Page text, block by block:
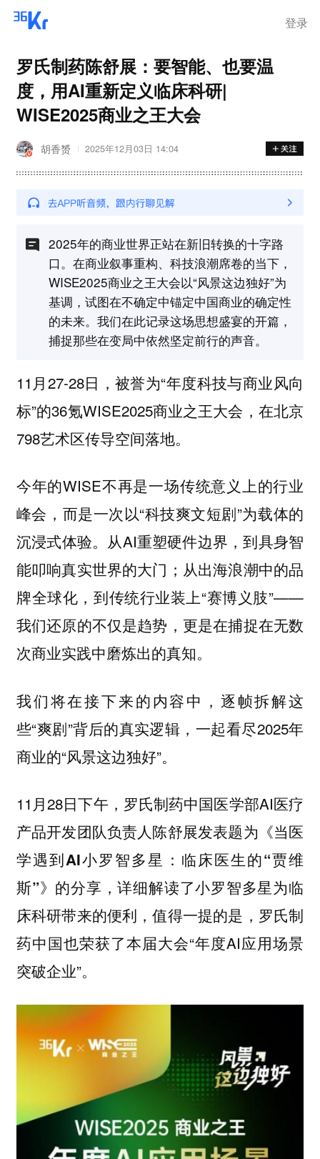
登录
罗氏制药陈舒展：要智能、也要温
度，用AI重新定义临床科研|
WISE2025商业之王大会
胡香赟 2025年12月03日 14:04
2025年的商业世界正站在新旧转换的十字路
口。在商业叙事重构、科技浪潮席卷的当下，
WISE2025商业之王大会以“风景这边独好”为
基调，试图在不确定中锚定中国商业的确定性
的未来。我们在此记录这场思想盛宴的开篇，
捕捉那些在变局中依然坚定前行的声音。
11月27-28日，被誉为“年度科技与商业风向
标”的36氪WISE2025商业之王大会，在北京
798艺术区传导空间落地。
今年的WISE不再是一场传统意义上的行业
峰会，而是一次以“科技爽文短剧”为载体的
沉浸式体验。从AI重塑硬件边界，到具身智
能叩响真实世界的大门；从出海浪潮中的品
牌全球化，到传统行业装上“赛博义肢”——
我们还原的不仅是趋势，更是在捕捉在无数
次商业实践中磨炼出的真知。
我们将在接下来的内容中，逐帧拆解这
些“爽剧”背后的真实逻辑，一起看尽2025年
商业的“风景这边独好”。
11月28日下午，罗氏制药中国医学部AI医疗
产品开发团队负责人陈舒展发表题为 《当医
学遇到AI小罗智多星：临床医生的“贾维
斯”》 的分享，详细解读了小罗智多星为临
床科研带来的便利，值得一提的是，罗氏制
药中国也荣获了本届大会“年度AI应用场景
突破企业”。